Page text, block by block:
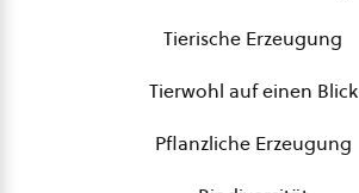
Tierische Erzeugung
Tierwohl auf einen Blick
Pflanzliche Erzeugung